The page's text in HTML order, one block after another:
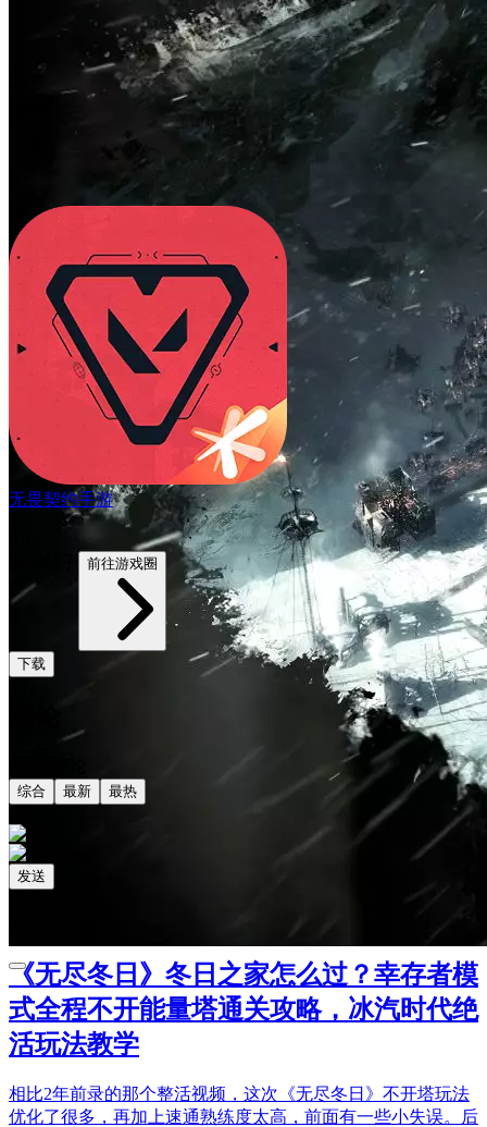
无畏契约手游
前往游戏圈
下载
综合 最新 最热
发送
《无尽冬日》冬日之家怎么过？幸存者模
式全程不开能量塔通关攻略，冰汽时代绝
活玩法教学
相比2年前录的那个整活视频，这次《无尽冬日》不开塔玩法
优化了很多，再加上速通熟练度太高，前面有一些小失误。后